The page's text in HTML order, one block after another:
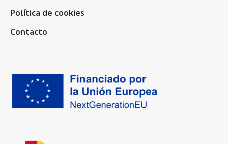
Política de cookies
Contacto